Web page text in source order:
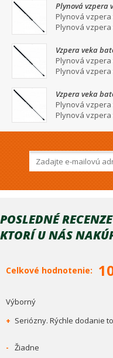
Plynová vzpera
Plynová
Plynová
Vzpera veka
Plynová
Plynová
Vzpera veka
Plynová
Plynová
POSLEDNÉ
KTORÍ U NÁS
Celkové hodnotenie:
Výborný
+ Seriózny. Rýchle dodanie
- Žiadne